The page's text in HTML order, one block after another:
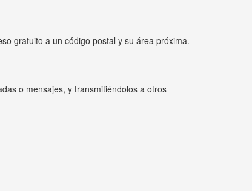
gratuito a un código postal y su área próxima.
o mensajes, y transmitiéndolos a otros